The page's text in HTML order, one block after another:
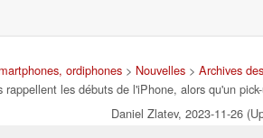
ordiphones > Nouvelles > Archives
rappellent les débuts de l'iPhone, alors qu'un
Daniel Zlatev, 2023-11-26